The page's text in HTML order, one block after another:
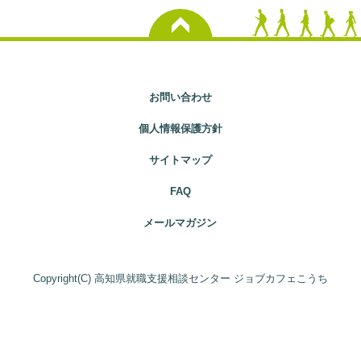
お問い合わせ
個人情報保護方針
サイトマップ
FAQ
メールマガジン
Copyright(C) 高知県就職支援相談センター ジョブカフェこうち